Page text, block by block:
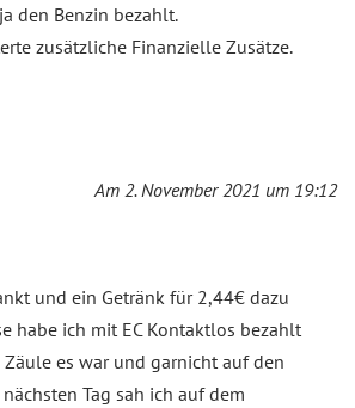
den Benzin bezahlt.
zusätzliche Finanzielle Zusätze.
Am 2. November 2021 um 19:12
und ein Getränk für 2,44€ dazu
habe ich mit EC Kontaktlos bezahlt
es war und garnicht auf den
Tag sah ich auf dem